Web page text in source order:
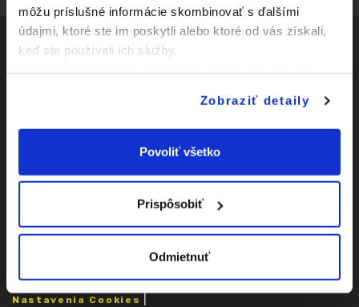
môžu príslušné informácie skombinovať s ďalšími
údajmi, ktoré ste im poskytli alebo ktoré od vás získali,
keď ste používali ich služby.
Zobraziť detaily
Povoliť všetko
Prispôsobiť
Odmietnuť
Kluby
Vyhlásenie o
Nastavenia Cookies |
Social
Facebook